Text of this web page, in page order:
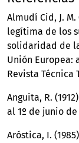
Almudí Cid, J.
legítima de los
solidaridad de
Unión Europea:
Revista Técnica
Anguita, R.
al 1º de junio
Aróstica, I.